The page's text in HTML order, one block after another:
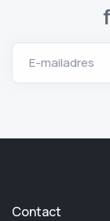
E-mailadres
Contact